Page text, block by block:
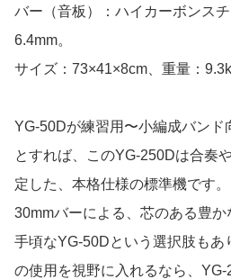
バー（音板）：ハイカーボンス
6.4mm。
サイズ：73×41×8cm、重量：
YG-50Dが練習用〜小編成バンド
とすれば、このYG-250Dは合奏
定した、本格仕様の標準機です。
30mmバーによる、芯のある豊か
手頃なYG-50Dという選択肢もあ
の使用を視野に入れるなら、YG-